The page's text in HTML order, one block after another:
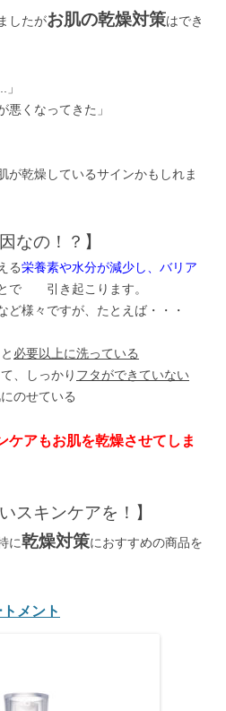
したがお肌の乾燥対策はでき
悪くなってきた」
が乾燥しているサインかもしれま
なの！？】
る栄養素や水分が減少し、バリア
で 引き起こります。
ど様々ですが、たとえば・・・
必要以上に洗っている
、しっかり フタができていない
のせている
ケアもお肌を乾燥させてしま
スキンケアを！】
に乾燥対策におすすめの商品を
メント